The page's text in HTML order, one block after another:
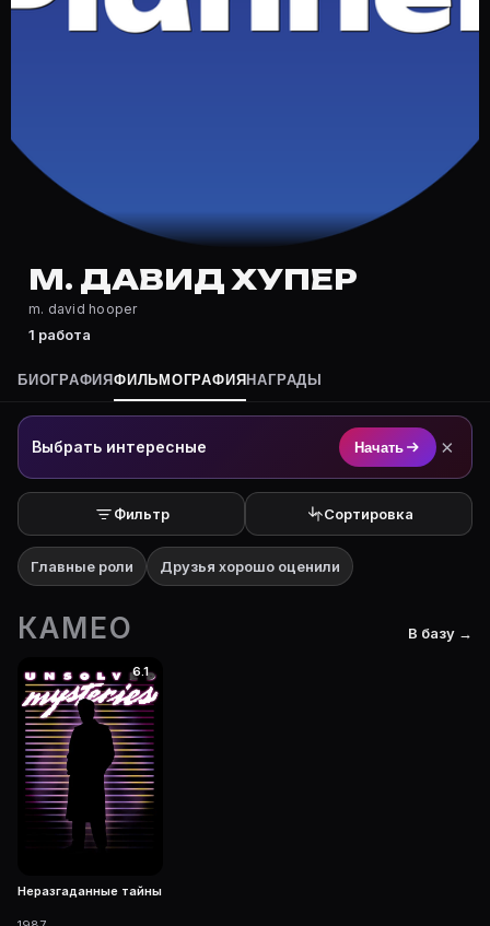
Где снимался М. Давид Хупер?
М. Давид Хупер — актёр. Биография и роли на
Где открыть фильмографию М. Давид Хупер?
На Movie Planner: https://movie-planner.ru/s/
М. ДАВИД ХУПЕР
m. david hooper
1 работа
БИОГРАФИЯФИЛЬМОГРАФИЯ НАГРАДЫ
Выбрать интересные Начать ×
Фильтр Сортировка
Главные роли Друзья хорошо оценили
КАМЕО В базу →
6.1
Неразгаданные тайны